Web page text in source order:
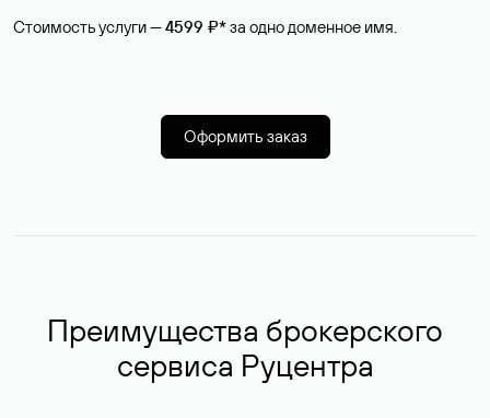
Стоимость услуги —4599 ₽*за одно доменное имя.
Оформить заказ
Преимущества брокерского
сервиса Руцентра